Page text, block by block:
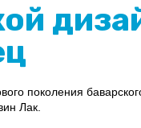
поколения
Лак.